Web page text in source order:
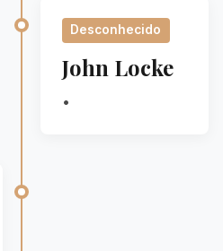
Desconhecido
John Locke
•